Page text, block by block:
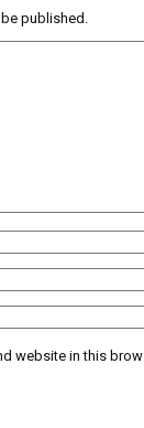
published.
website in this